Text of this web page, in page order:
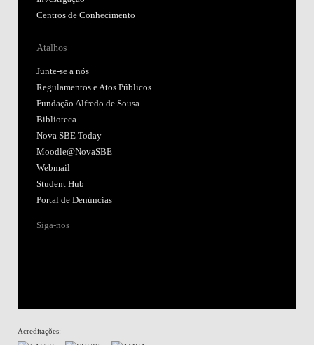
Centros de Conhecimento
Atalhos
Junte-se a nós
Regulamentos e Atos Públicos
Fundação Alfredo de Sousa
Biblioteca
Nova SBE Today
Moodle@NovaSBE
Webmail
Student Hub
Portal de Denúncias
Siga-nos
Acreditações: